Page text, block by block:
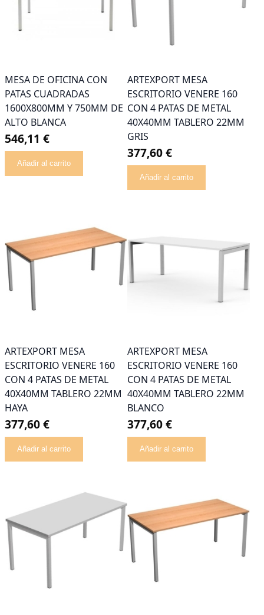
MESA DE OFICINA CON
PATAS CUADRADAS
1600X800MM Y 750MM DE
ALTO BLANCA
546,11 €
Añadir al carrito
ARTEXPORT MESA
ESCRITORIO VENERE 160
CON 4 PATAS DE METAL
40X40MM TABLERO 22MM
GRIS
377,60 €
Añadir al carrito
ARTEXPORT MESA
ESCRITORIO VENERE 160
CON 4 PATAS DE METAL
40X40MM TABLERO 22MM
HAYA
377,60 €
Añadir al carrito
ARTEXPORT MESA
ESCRITORIO VENERE 160
CON 4 PATAS DE METAL
40X40MM TABLERO 22MM
BLANCO
377,60 €
Añadir al carrito